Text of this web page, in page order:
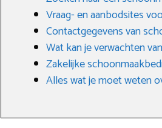
Vraag- en aanbodsites
Contactgegevens van
Wat kan je verwachten
Zakelijke
Alles wat je moet weten